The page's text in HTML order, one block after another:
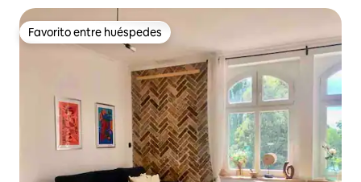
Favorito entre huéspedes
Favorito entre huéspedes